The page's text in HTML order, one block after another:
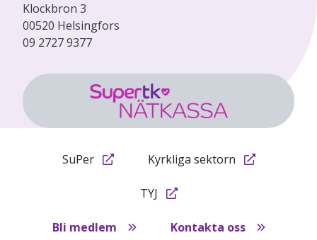
Klockbron 3
00520 Helsingfors
09 2727 9377
SuPer Kyrkliga sektorn
TYJ
Bli medlem Kontakta oss